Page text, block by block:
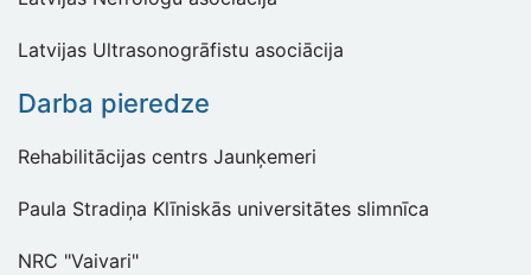
Latvijas Ultrasonogrāfistu asociācija
Darba pieredze
Rehabilitācijas centrs Jaunķemeri
Paula Stradiņa Klīniskās universitātes slimnīca
NRC "Vaivari"